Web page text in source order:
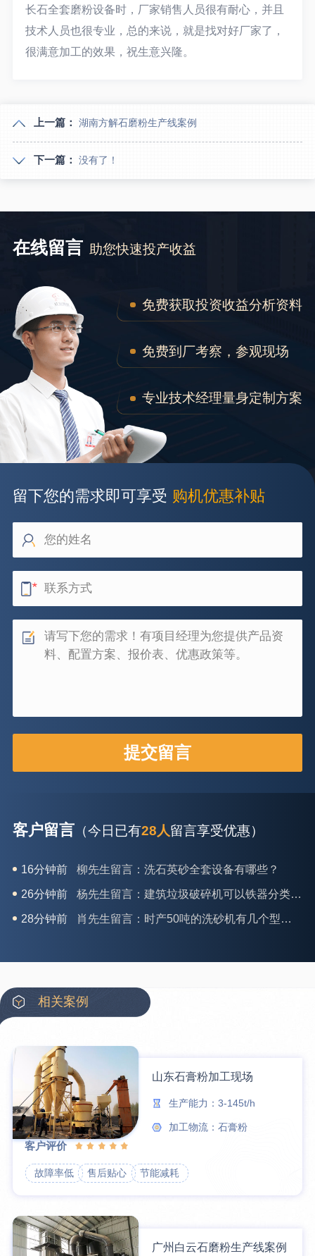
长石全套磨粉设备时，厂家销售人员很有耐心，并且
技术人员也很专业，总的来说，就是找对好厂家了，
很满意加工的效果，祝生意兴隆。
上一篇： 湖南方解石磨粉生产线案例
下一篇： 没有了！
在线留言 助您快速投产收益
免费获取投资收益分析资料
免费到厂考察，参观现场
专业技术经理量身定制方案
留下您的需求即可享受 购机优惠补贴
客户留言 （今日已有28人留言享受优惠）
16分钟前 柳先生留言：洗石英砂全套设备有哪些？
26分钟前 杨先生留言：建筑垃圾破碎机可以铁器分类吗？
28分钟前 肖先生留言：时产50吨的洗砂机有几个型号？
35分钟前 龚先生留言：处理河石、花岗岩的500*750颚破机什么价位？
39分钟前 翟先生留言：石头碎沙设备和洗砂设备有吗？
42分钟前 蒋先生留言：硬岩颚式破碎机带不带电机？
6分钟前
12分钟前 宋先生留言：50吨左右的制砂机大概什么价位？
相关案例
山东石膏粉加工现场
生产能力：3-145t/h
加工物流：石膏粉
客户评价
故障率低 售后贴心 节能减耗
广州白云石磨粉生产线案例